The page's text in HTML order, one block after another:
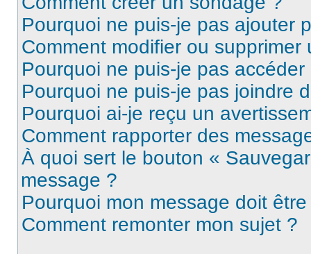
Pourquoi ne puis-je pas ajouter
Comment modifier ou supprimer
Pourquoi ne puis-je pas
Pourquoi ne puis-je pas joindre
Pourquoi ai-je reçu un
Comment rapporter des
À quoi sert le bouton «
message ?
Pourquoi mon message doit
Comment remonter mon sujet ?